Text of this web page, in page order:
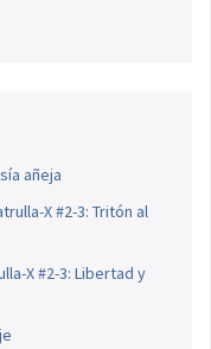
añeja
X #2-3: Tritón al
X #2-3: Libertad y